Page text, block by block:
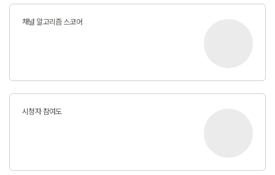
채널 알고리즘 스코어
시청자 참여도